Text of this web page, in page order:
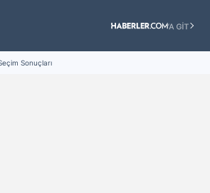
Sonuçları